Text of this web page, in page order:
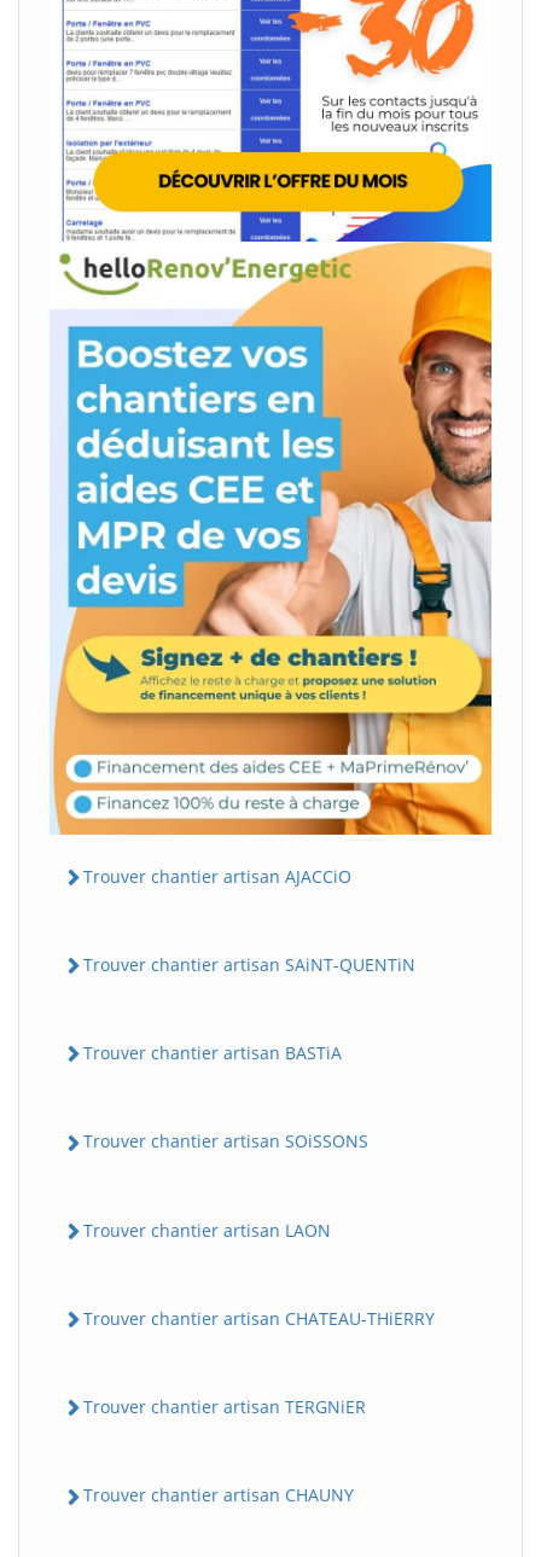
Trouver chantier artisan AJACCiO
Trouver chantier artisan SAiNT-QUENTiN
Trouver chantier artisan BASTiA
Trouver chantier artisan SOiSSONS
Trouver chantier artisan LAON
Trouver chantier artisan CHATEAU-THiERRY
Trouver chantier artisan TERGNiER
Trouver chantier artisan CHAUNY